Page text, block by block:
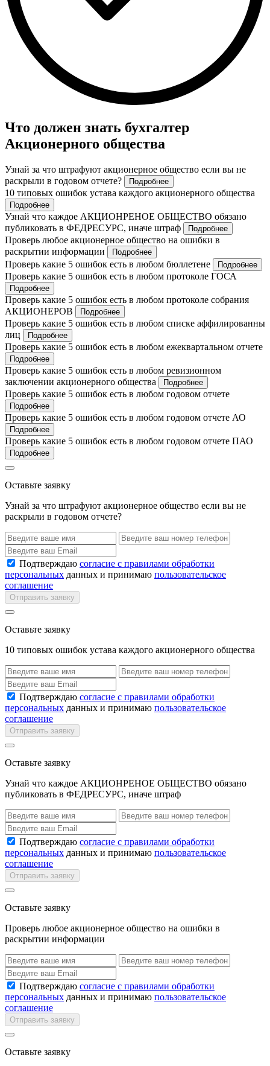
Что должен знать бухгалтер
Акционерного общества
Узнай за что штрафуют акционерное общество если вы не
раскрыли в годовом отчете?
Подробнее
10 типовых ошибок устава каждого акционерного общества
Подробнее
Узнай что каждое АКЦИОНРЕНОЕ ОБЩЕСТВО обязано
публиковать в ФЕДРЕСУРС, иначе штраф
Подробнее
Проверь любое акционерное общество на ошибки в
раскрытии информации
Подробнее
Проверь какие 5 ошибок есть в любом бюллетене Подробнее
Проверь какие 5 ошибок есть в любом протоколе ГОСА
Подробнее
Проверь какие 5 ошибок есть в любом протоколе собрания
АКЦИОНЕРОВ
Подробнее
Проверь какие 5 ошибок есть в любом списке аффилированны
лиц
Подробнее
Проверь какие 5 ошибок есть в любом ежеквартальном отчете
Подробнее
Проверь какие 5 ошибок есть в любом ревизионном
заключении акционерного общества
Подробнее
Проверь какие 5 ошибок есть в любом годовом отчете
Подробнее
Проверь какие 5 ошибок есть в любом годовом отчете АО
Подробнее
Проверь какие 5 ошибок есть в любом годовом отчете ПАО
Подробнее
Оставьте заявку
Узнай за что штрафуют акционерное общество если вы не
раскрыли в годовом отчете?
Подтверждаю согласие с правилами обработки
персональных данных и принимаю пользовательское
соглашение
Отправить заявку
Оставьте заявку
10 типовых ошибок устава каждого акционерного общества
Подтверждаю согласие с правилами обработки
персональных данных и принимаю пользовательское
соглашение
Отправить заявку
Оставьте заявку
Узнай что каждое АКЦИОНРЕНОЕ ОБЩЕСТВО обязано
публиковать в ФЕДРЕСУРС, иначе штраф
Подтверждаю согласие с правилами обработки
персональных данных и принимаю пользовательское
соглашение
Отправить заявку
Оставьте заявку
Проверь любое акционерное общество на ошибки в
раскрытии информации
Подтверждаю согласие с правилами обработки
персональных данных и принимаю пользовательское
соглашение
Отправить заявку
Оставьте заявку